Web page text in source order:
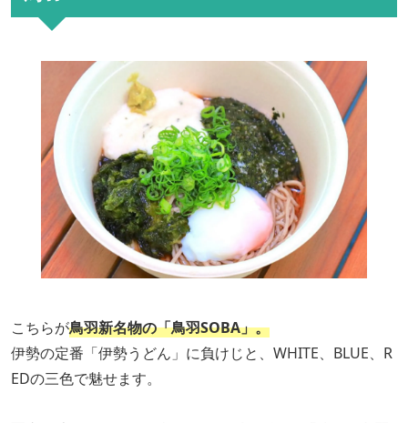
こちらが鳥羽新名物の「鳥羽SOBA」。
伊勢の定番「伊勢うどん」に負けじと、WHITE、BLUE、R
EDの三色で魅せます。